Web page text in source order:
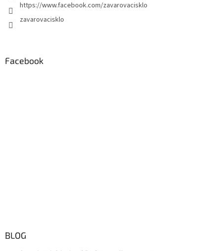
https://www.facebook.com/zavarovacisklo
zavarovacisklo
Facebook
BLOG